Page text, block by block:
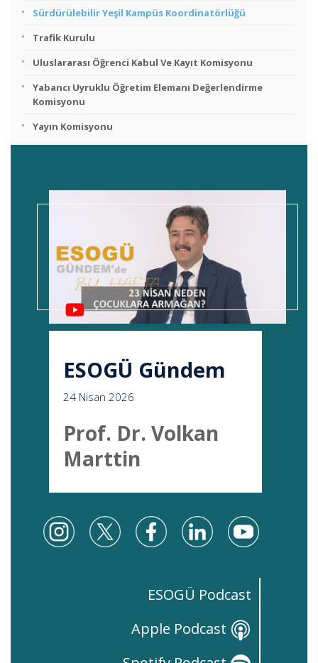
Sürdürülebilir Yeşil Kampüs Koordinatörlüğü
Trafik Kurulu
Uluslararası Öğrenci Kabul Ve Kayıt Komisyonu
Yabancı Uyruklu Öğretim Elemanı Değerlendirme
Komisyonu
Yayın Komisyonu
ESOGÜ Gündem
24 Nisan 2026
Prof. Dr. Volkan
Marttin
ESOGÜ Podcast
Apple Podcast